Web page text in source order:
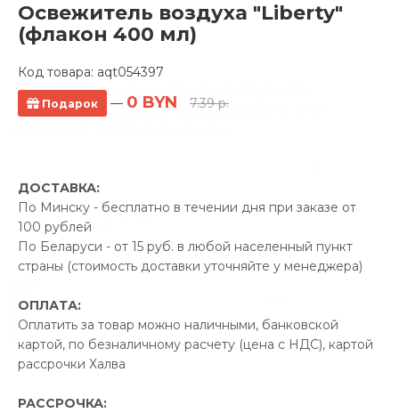
Освежитель воздуха "Liberty"
(флакон 400 мл)
Код товара: aqt054397
Подарок — 0 BYN 7.39 р.
ДОСТАВКА:
По Минску - бесплатно в течении дня при заказе от
100 рублей
По Беларуси - от 15 руб. в любой населенный пункт
страны (стоимость доставки уточняйте у менеджера)
ОПЛАТА:
Оплатить за товар можно наличными, банковской
картой, по безналичному расчету (цена с НДС), картой
рассрочки Халва
РАССРОЧКА:
Полотенцесушитель водяной
Ростела Соната 500x1200/11 1/2"
Производитель:Ростела
Код Товара: aqt050830
Экономия30.30 р.
Позвонить и назвать промокод